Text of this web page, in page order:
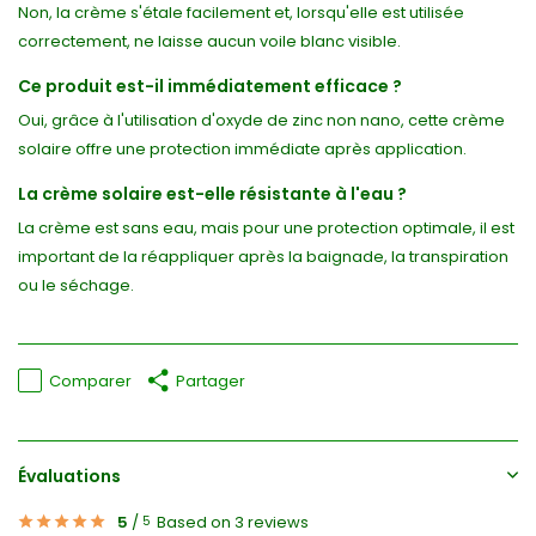
Non, la crème s'étale facilement et, lorsqu'elle est utilisée
correctement, ne laisse aucun voile blanc visible.
Ce produit est-il immédiatement efficace ?
Oui, grâce à l'utilisation d'oxyde de zinc non nano, cette crème
solaire offre une protection immédiate après application.
La crème solaire est-elle résistante à l'eau ?
La crème est sans eau, mais pour une protection optimale, il est
important de la réappliquer après la baignade, la transpiration
ou le séchage.
Comparer Partager
Évaluations
5 / 5 Based on 3 reviews